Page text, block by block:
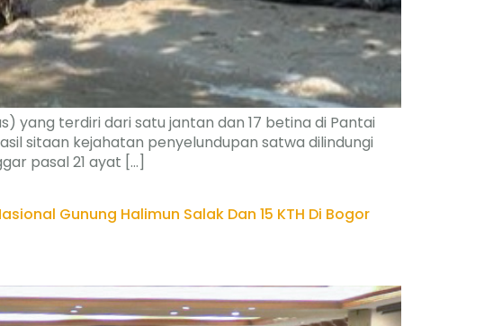
yang terdiri dari satu jantan dan 17 betina di Pantai
sitaan kejahatan penyelundupan satwa dilindungi
pasal 21 ayat […]
Gunung Halimun Salak Dan 15 KTH Di Bogor